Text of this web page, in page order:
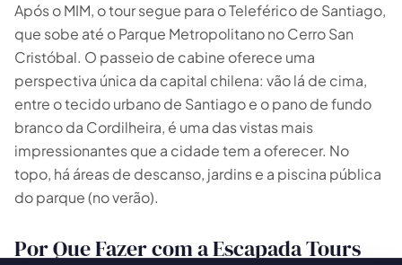
Após o MIM, o tour segue para o Teleférico de Santiago,
que sobe até o Parque Metropolitano no Cerro San
Cristóbal. O passeio de cabine oferece uma
perspectiva única da capital chilena: vão lá de cima,
entre o tecido urbano de Santiago e o pano de fundo
branco da Cordilheira, é uma das vistas mais
impressionantes que a cidade tem a oferecer. No
topo, há áreas de descanso, jardins e a piscina pública
do parque (no verão).
Por Que Fazer com a Escapada Tours